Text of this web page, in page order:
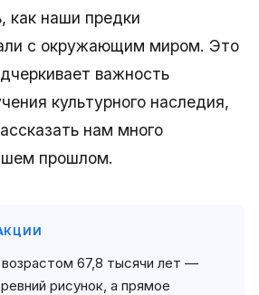
как наши предки
с окружающим миром. Это
важность
культурного наследия,
нам много
прошлом.
67,8 тысячи лет —
рисунок, а прямое